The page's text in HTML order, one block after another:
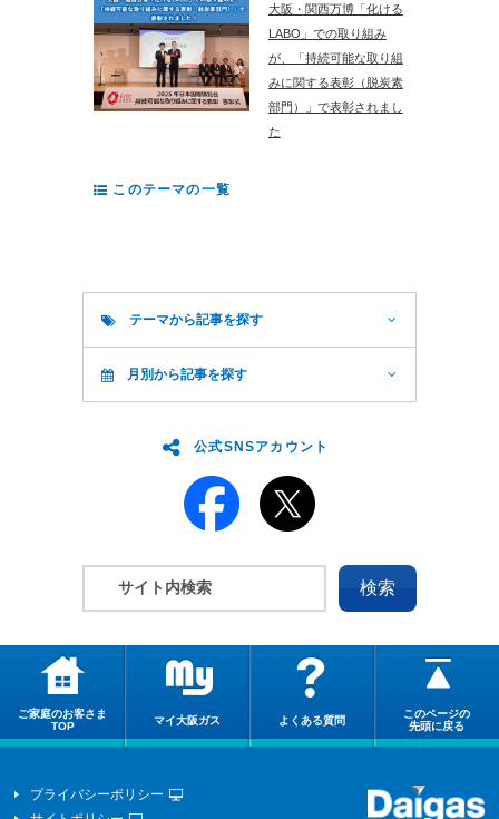
大阪・関西万博「化ける
LABO」での取り組み
が、「持続可能な取り組
みに関する表彰（脱炭素
部門）」で表彰されまし
た
このテーマの一覧
テーマから記事を探す
月別から記事を探す
公式SNSアカウント
ご家庭のお客さま
TOP
マイ大阪ガス よくある質問
このページの
先頭に戻る
プライバシーポリシー